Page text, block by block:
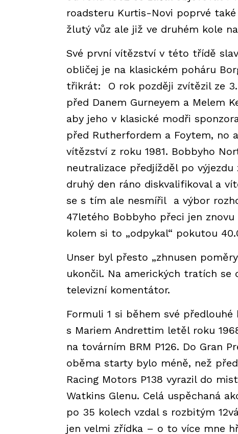
roadsteru Kurtis-Novi poprvé také
žlutý vůz ale již ve druhém kole
Své první vítězství v této třídě
obličej je na klasickém poháru
třikrát: O rok později zvítězil ze
před Danem Gurneyem a Melem
aby jeho v klasické modři
před Rutherfordem a Foytem, no
vítězství z roku 1981. Bobbyho
neutralizace předjížděl po
druhý den ráno diskvalifikoval a
se s tím ale nesmířil a výbor
47letého Bobbyho přeci jen
kolem si to „odpykal“ pokutou
Unser byl přesto „zhnusen
ukončil. Na amerických tratích se
televizní komentátor.
Formuli 1 si během své
s Mariem Andrettim letěl roku
na továrním BRM P126. Do Gran
oběma starty bylo méně, než
Racing Motors P138 vyrazil do
Watkins Glenu. Celá uspěchaná
po 35 kolech vzdal s rozbitým
jen velmi zřídka – o to více mne